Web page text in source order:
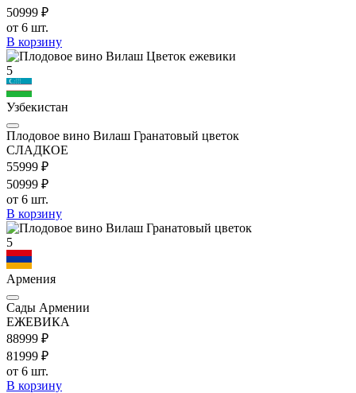
50999 ₽
от 6 шт.
В корзину
5
Узбекистан
Плодовое вино Вилаш Гранатовый цветок
СЛАДКОЕ
55999 ₽
50999 ₽
от 6 шт.
В корзину
5
Армения
Сады Армении
ЕЖЕВИКА
88999 ₽
81999 ₽
от 6 шт.
В корзину